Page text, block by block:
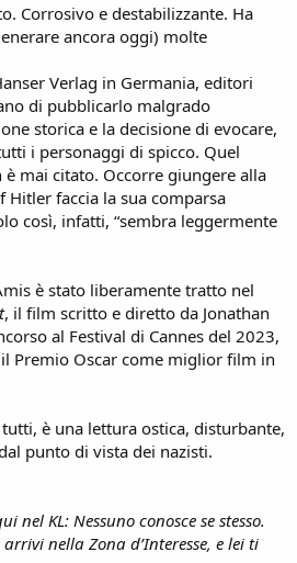
Corrosivo e destabilizzante. Ha
ancora oggi) molte
Verlag in Germania, editori
di pubblicarlo malgrado
storica e la decisione di evocare,
i personaggi di spicco. Quel
mai citato. Occorre giungere alla
Hitler faccia la sua comparsa
così, infatti, “sembra leggermente
è stato liberamente tratto nel
, il film scritto e diretto da Jonathan
al Festival di Cannes del 2023,
Premio Oscar come miglior film in
è una lettura ostica, disturbante,
punto di vista dei nazisti.
nel KL: Nessuno conosce se stesso.
nella Zona d’Interesse, e lei ti